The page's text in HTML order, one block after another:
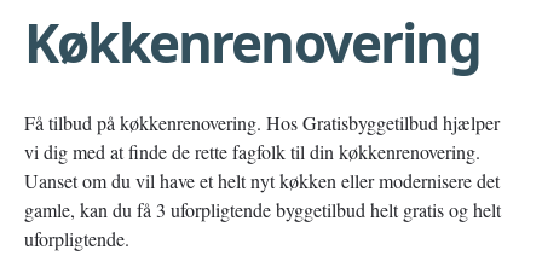
Køkkenrenovering
Få tilbud på køkkenrenovering. Hos Gratisbyggetilbud hjælper
vi dig med at finde de rette fagfolk til din køkkenrenovering.
Uanset om du vil have et helt nyt køkken eller modernisere det
gamle, kan du få 3 uforpligtende byggetilbud helt gratis og helt
uforpligtende.